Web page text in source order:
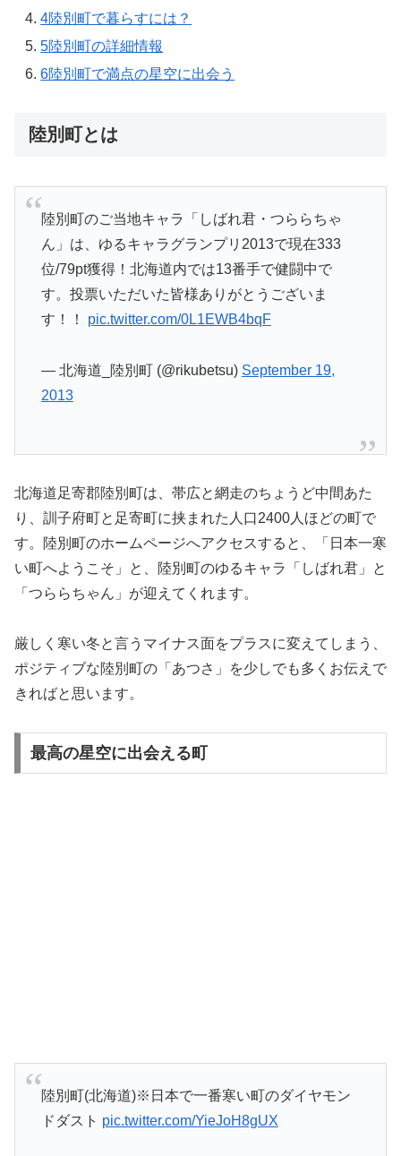
4陸別町で暮らすには？
5陸別町の詳細情報
6陸別町で満点の星空に出会う
陸別町とは
陸別町のご当地キャラ「しばれ君・つららちゃ
ん」は、ゆるキャラグランプリ2013で現在333
位/79pt獲得！北海道内では13番手で健闘中で
す。投票いただいた皆様ありがとうございま
す！！ pic.twitter.com/0L1EWB4bqF
— 北海道_陸別町 (@rikubetsu) September 19,
2013
北海道足寄郡陸別町は、帯広と網走のちょうど中間あた
り、訓子府町と足寄町に挟まれた人口2400人ほどの町で
す。陸別町のホームページへアクセスすると、「日本一寒
い町へようこそ」と、陸別町のゆるキャラ「しばれ君」と
「つららちゃん」が迎えてくれます。
厳しく寒い冬と言うマイナス面をプラスに変えてしまう、
ポジティブな陸別町の「あつさ」を少しでも多くお伝えで
きればと思います。
最高の星空に出会える町
陸別町(北海道)※日本で一番寒い町のダイヤモン
ドダスト pic.twitter.com/YieJoH8gUX